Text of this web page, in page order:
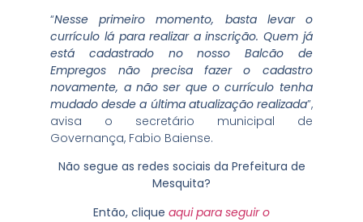
“Nesse primeiro momento, basta levar o
currículo lá para realizar a inscrição. Quem já
está cadastrado no nosso Balcão de
Empregos não precisa fazer o cadastro
novamente, a não ser que o currículo tenha
mudado desde a última atualização realizada”,
avisa o secretário municipal de
Governança, Fabio Baiense.
Não segue as redes sociais da Prefeitura de
Mesquita?
Então, clique aqui para seguir o